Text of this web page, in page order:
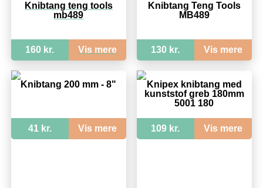
Knibtang teng tools
mb489
160 kr. Vis mere
Knibtang Teng Tools
MB489
130 kr. Vis mere
Knibtang 200 mm - 8"
41 kr. Vis mere
Knipex knibtang med
kunststof greb 180mm
5001 180
109 kr. Vis mere